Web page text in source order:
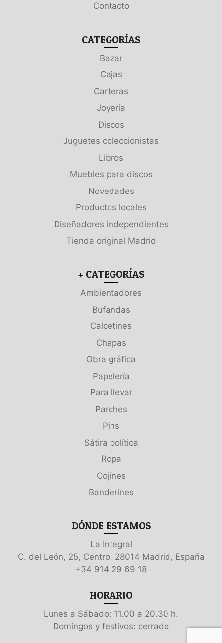
Contacto
CATEGORÍAS
Bazar
Cajas
Carteras
Joyería
Discos
Juguetes coleccionistas
Libros
Muebles para discos
Novedades
Productos locales
Diseñadores independientes
Tienda original Madrid
+ CATEGORÍAS
Ambientadores
Bufandas
Calcetines
Chapas
Obra gráfica
Papelería
Para llevar
Parches
Pins
Sátira política
Ropa
Cojines
Banderines
DÓNDE ESTAMOS
La Integral
C. del León, 25, Centro, 28014 Madrid, España
+34 914 29 69 18
HORARIO
Lunes a Sábado: 11.00 a 20.30 h.
Domingos y festivos: cerrado